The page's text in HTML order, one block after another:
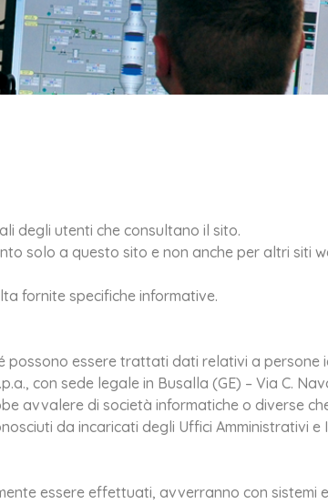
degli utenti che consultano il sito.
solo a questo sito e non anche per altri siti
fornite specifiche informative.
possono essere trattati dati relativi a persone
con sede legale in Busalla (GE) – Via C.
avvalere di società informatiche o diverse
da incaricati degli Uffici Amministrativi e
essere effettuati, avverranno con sistemi